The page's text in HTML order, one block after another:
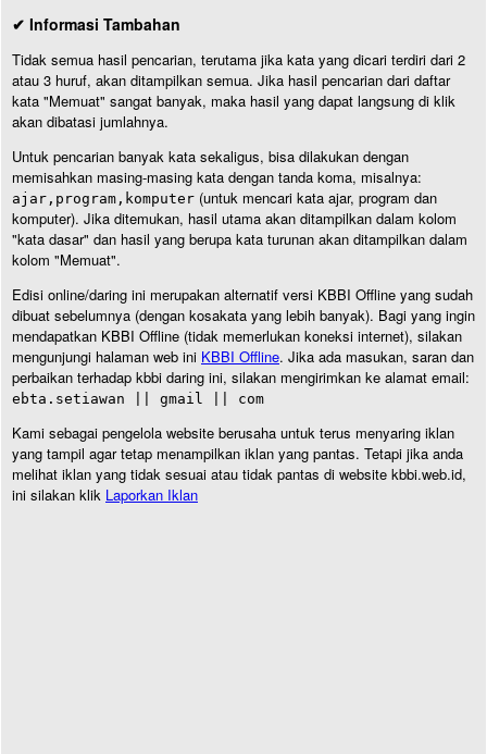
✔ Informasi Tambahan
Tidak semua hasil pencarian, terutama jika kata yang dicari terdiri dari 2
atau 3 huruf, akan ditampilkan semua. Jika hasil pencarian dari daftar
kata "Memuat" sangat banyak, maka hasil yang dapat langsung di klik
akan dibatasi jumlahnya.
Untuk pencarian banyak kata sekaligus, bisa dilakukan dengan
memisahkan masing-masing kata dengan tanda koma, misalnya:
ajar,program,komputer (untuk mencari kata ajar, program dan
komputer). Jika ditemukan, hasil utama akan ditampilkan dalam kolom
"kata dasar" dan hasil yang berupa kata turunan akan ditampilkan dalam
kolom "Memuat".
Edisi online/daring ini merupakan alternatif versi KBBI Offline yang sudah
dibuat sebelumnya (dengan kosakata yang lebih banyak). Bagi yang ingin
mendapatkan KBBI Offline (tidak memerlukan koneksi internet), silakan
mengunjungi halaman web ini KBBI Offline. Jika ada masukan, saran dan
perbaikan terhadap kbbi daring ini, silakan mengirimkan ke alamat email:
ebta.setiawan || gmail || com
Kami sebagai pengelola website berusaha untuk terus menyaring iklan
yang tampil agar tetap menampilkan iklan yang pantas. Tetapi jika anda
melihat iklan yang tidak sesuai atau tidak pantas di website kbbi.web.id,
ini silakan klik Laporkan Iklan